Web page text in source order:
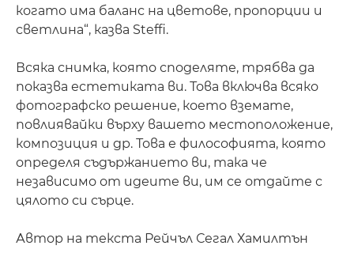
когато има баланс на цветове, пропорции и
светлина“, казва Steffi.
Всяка снимка, която споделяте, трябва да
показва естетиката ви. Това включва всяко
фотографско решение, което вземате,
повлиявайки върху вашето местоположение,
композиция и др. Това е философията, която
определя съдържанието ви, така че
независимо от идеите ви, им се отдайте с
цялото си сърце.
Автор на текста Рейчъл Сегал Хамилтън